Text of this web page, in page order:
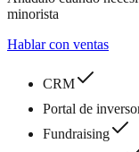
minorista
Hablar con ventas
CRM
Portal de
Fundraising